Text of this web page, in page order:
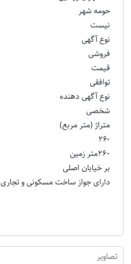
حومه شهر
نیست
نوع آگهی
فروشی
قیمت
توافقی
نوع آگهی دهنده
شخصی
متراژ (متر مربع)
۲۶۰
٢٦٠متر زمین
بر خیابان اصلی
دارای جواز ساخت مسکونی و تجاری
تصاویر